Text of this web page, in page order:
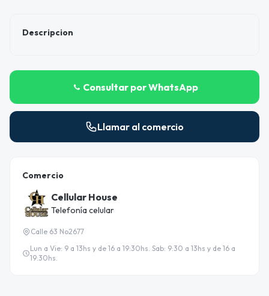
Descripcion
Consultar por WhatsApp
Llamar al comercio
Comercio
Cellular House
Telefonía celular
Calle 63 No2677
Lun a Vie: 9 a 13hs y de 16 a 19:30hs. Sab: 9:30 a 13hs y de 16 a
19:30hs.